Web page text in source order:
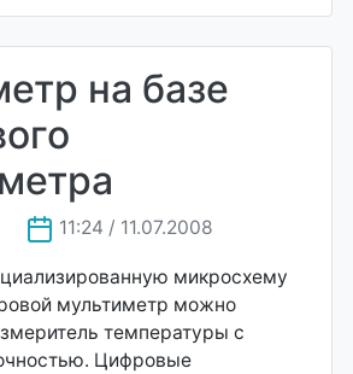
на базе
11:24 / 11.07.2008
микросхему
мультиметр можно
температуры с
Цифровые